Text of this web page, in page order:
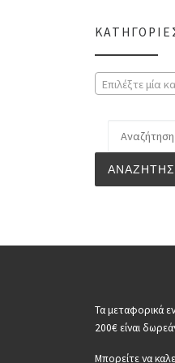
Επιλέξτε μία
Τα μεταφορικά
200€ είναι
Μπορείτε να